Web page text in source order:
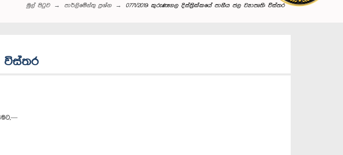
මුල් පිටුව පාර්ලි‌මේන්තු‌ ප්‍රශ්න 0771/2019: කුරුණෑගල දිස්ත්‍රික්කයේ පානීය ජල ව්‍යාපෘති: විස්තර
විස්තර